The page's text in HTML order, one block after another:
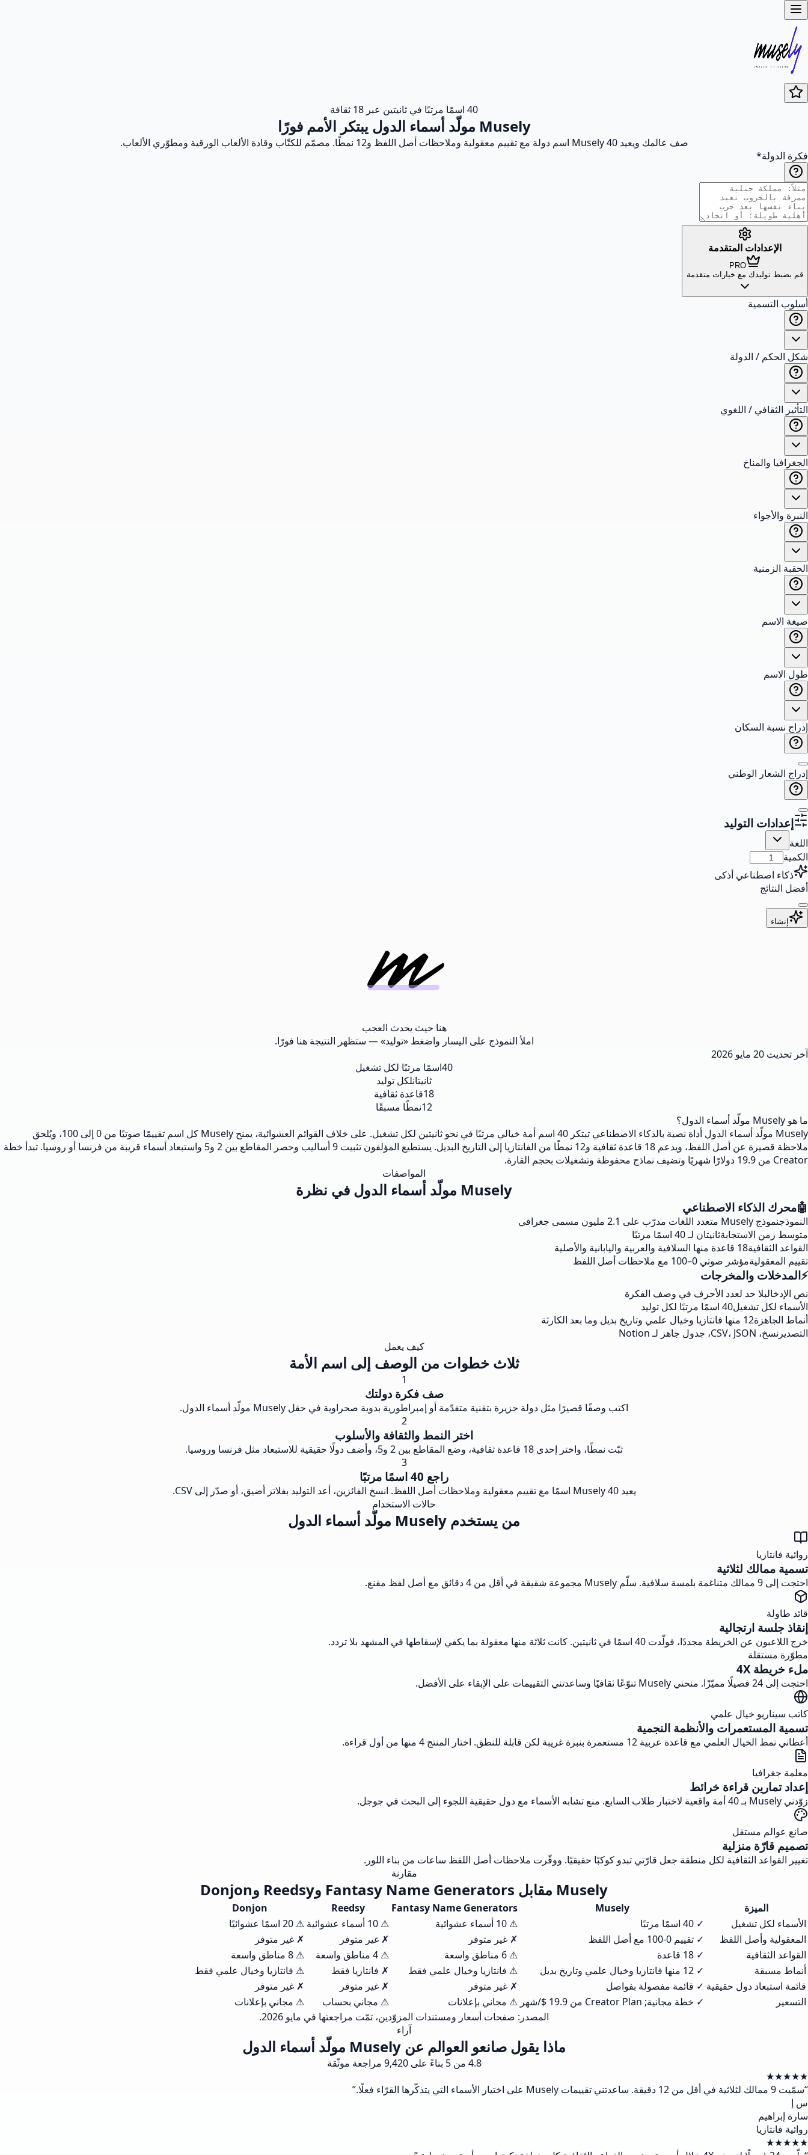
40 اسمًا مرتبًا في ثانيتين عبر 18 ثقافة
Musely مولّد أسماء الدول يبتكر الأمم فورًا
صف عالمك ويعيد Musely 40 اسم دولة مع تقييم معقولية وملاحظات أصل اللفظ و12 نمطًا. مصمّم للكتّاب وقادة الألعاب الورقية ومطوّري الألعاب.
فكرة الدولة*
الإعدادات المتقدمة
PRO
قم بضبط توليدك مع خيارات متقدمة
أسلوب التسمية
شكل الحكم / الدولة
التأثير الثقافي / اللغوي
الجغرافيا والمناخ
النبرة والأجواء
الحقبة الزمنية
صيغة الاسم
طول الاسم
إدراج نسبة السكان
إدراج الشعار الوطني
إعدادات التوليد
اللغة
الكمية
ذكاء اصطناعي أذكى
أفضل النتائج
إنشاء
هنا حيث يحدث العجب
املأ النموذج على اليسار واضغط «توليد» — ستظهر النتيجة هنا فورًا.
آخر تحديث 20 مايو 2026
40اسمًا مرتبًا لكل تشغيل
ثانيتانلكل توليد
18قاعدة ثقافية
12نمطًا مسبقًا
ما هو Musely مولّد أسماء الدول؟
Musely مولّد أسماء الدول أداة نصية بالذكاء الاصطناعي تبتكر 40 اسم أمة خيالي مرتبًا في نحو ثانيتين لكل تشغيل. على خلاف القوائم العشوائية، يمنح Musely كل اسم تقييمًا صوتيًا من 0 إلى 100، ويُلحق
ملاحظة قصيرة عن أصل اللفظ، ويدعم 18 قاعدة ثقافية و12 نمطًا من الفانتازيا إلى التاريخ البديل. يستطيع المؤلفون تثبيت 9 أساليب وحصر المقاطع بين 2 و5 واستبعاد أسماء قريبة من فرنسا أو روسيا. تبدأ خطة
Creator من 19.9 دولارًا شهريًا وتضيف نماذج محفوظة وتشغيلات بحجم القارة.
المواصفات
Musely مولّد أسماء الدول في نظرة
🤖محرك الذكاء الاصطناعي
النموذجنموذج Musely متعدد اللغات مدرّب على 2.1 مليون مسمى جغرافي
متوسط زمن الاستجابةثانيتان لـ 40 اسمًا مرتبًا
القواعد الثقافية18 قاعدة منها السلافية والعربية واليابانية والأصلية
تقييم المعقوليةمؤشر صوتي 0–100 مع ملاحظات أصل اللفظ
⚡المدخلات والمخرجات
نص الإدخالبلا حد لعدد الأحرف في وصف الفكرة
الأسماء لكل تشغيل40 اسمًا مرتبًا لكل توليد
أنماط الجاهزة12 منها فانتازيا وخيال علمي وتاريخ بديل وما بعد الكارثة
التصدير نسخ، CSV، JSON، جدول جاهز لـ Notion
كيف يعمل
ثلاث خطوات من الوصف إلى اسم الأمة
1
صف فكرة دولتك
اكتب وصفًا قصيرًا مثل دولة جزيرة بتقنية متقدّمة أو إمبراطورية بدوية صحراوية في حقل Musely مولّد أسماء الدول.
2
اختر النمط والثقافة والأسلوب
ثبّت نمطًا، واختر إحدى 18 قاعدة ثقافية، وضع المقاطع بين 2 و5، وأضف دولًا حقيقية للاستبعاد مثل فرنسا وروسيا.
3
راجع 40 اسمًا مرتبًا
يعيد Musely 40 اسمًا مع تقييم معقولية وملاحظات أصل اللفظ. انسخ الفائزين، أعد التوليد بفلاتر أضيق، أو صدّر إلى CSV.
حالات الاستخدام
من يستخدم Musely مولّد أسماء الدول
روائية فانتازيا
تسمية ممالك لثلاثية
احتجت إلى 9 ممالك متناغمة بلمسة سلافية. سلّم Musely مجموعة شقيقة في أقل من 4 دقائق مع أصل لفظ مقنع.
قائد طاولة
إنقاذ جلسة ارتجالية
خرج اللاعبون عن الخريطة مجددًا، فولّدت 40 اسمًا في ثانيتين. كانت ثلاثة منها معقولة بما يكفي لإسقاطها في المشهد بلا تردد.
مطوّرة مستقلة
ملء خريطة 4X
احتجت إلى 24 فصيلًا مميّزًا. منحني Musely تنوّعًا ثقافيًا وساعدتني التقييمات على الإبقاء على الأفضل.
كاتب سيناريو خيال علمي
تسمية المستعمرات والأنظمة النجمية
أعطاني نمط الخيال العلمي مع قاعدة عربية 12 مستعمرة بنبرة غريبة لكن قابلة للنطق. اختار المنتج 4 منها من أول قراءة.
معلمة جغرافيا
إعداد تمارين قراءة خرائط
زوّدني Musely بـ 40 أمة واقعية لاختبار طلاب السابع. منع تشابه الأسماء مع دول حقيقية اللجوء إلى البحث في جوجل.
صانع عوالم مستقل
تصميم قارّة منزلية
تغيير القواعد الثقافية لكل منطقة جعل قارّتي تبدو كوكبًا حقيقيًا. ووفّرت ملاحظات أصل اللفظ ساعات من بناء اللور.
مقارنة
Musely مقابل Fantasy Name Generators وReedsy وDonjon
الميزة Musely
Fantasy Name Generators
Reedsy
Donjon
الأسماء لكل تشغيل
✓ 40 اسمًا مرتبًا ⚠ 10 أسماء عشوائية ⚠ 10 أسماء عشوائية
⚠ 20 اسمًا عشوائيًا
المعقولية وأصل اللفظ
✓ تقييم 0-100 مع أصل اللفظ ✗ غير متوفر ✗ غير متوفر
✗ غير متوفر
القواعد الثقافية
✓ 18 قاعدة ⚠ 6 مناطق واسعة ⚠ 4 مناطق واسعة
⚠ 8 مناطق واسعة
أنماط مسبقة
✓ 12 منها فانتازيا وخيال علمي وتاريخ بديل ⚠ فانتازيا وخيال علمي فقط ✗ فانتازيا فقط
⚠ فانتازيا وخيال علمي فقط
قائمة استبعاد دول حقيقية ✓ قائمة مفصولة بفواصل ✗ غير متوفر ✗ غير متوفر
✗ غير متوفر
التسعير
✓ خطة مجانية; Creator Plan من 19.9 $/شهر ⚠ مجاني بإعلانات ⚠ مجاني بحساب
⚠ مجاني بإعلانات
المصدر: صفحات أسعار ومستندات المزوّدين، تمّت مراجعتها في مايو 2026.
آراء
ماذا يقول صانعو العوالم عن Musely مولّد أسماء الدول
4.8 من 5 بناءً على 9,420 مراجعة موثّقة
★★★★★
“سمّيت 9 ممالك لثلاثية في أقل من 12 دقيقة. ساعدتني تقييمات Musely على اختيار الأسماء التي يتذكّرها القرّاء فعلًا.
”
س إ
سارة إبراهيم
روائية فانتازيا
★★★★★